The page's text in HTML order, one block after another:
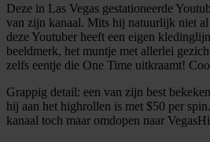
Deze in Las Vegas gestationeerde
van zijn kanaal. Mits hij natuurlijk niet
deze Youtuber heeft een eigen
beeldmerk, het muntje met allerlei
zelfs eentje die One Time uitkraamt!
Grappig detail: een van zijn best
hij aan het highrollen is met $50 per
kanaal toch maar omdopen naar